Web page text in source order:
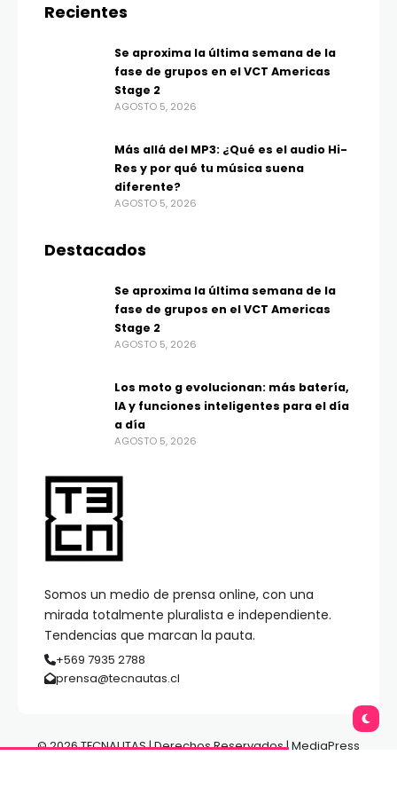
Somos un medio de prensa online, con una
mirada totalmente pluralista e independiente.
Tendencias que marcan la pauta.
+569 7935 2788
prensa@tecnautas.cl
Recientes
Se aproxima la última semana de la
fase de grupos en el VCT Americas
Stage 2
AGOSTO 5, 2026
Más allá del MP3: ¿Qué es el audio Hi-
Res y por qué tu música suena
diferente?
AGOSTO 5, 2026
Destacados
Se aproxima la última semana de la
fase de grupos en el VCT Americas
Stage 2
AGOSTO 5, 2026
Los moto g evolucionan: más batería,
IA y funciones inteligentes para el día
a día
AGOSTO 5, 2026
© 2026 TECNAUTAS | Derechos Reservados | MediaPress